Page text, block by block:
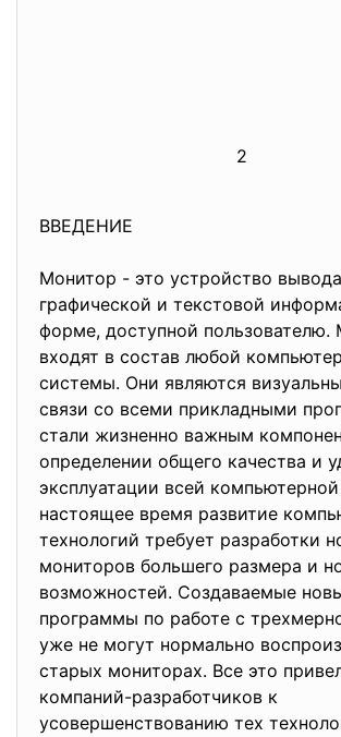
2
ВВЕДЕНИЕ
Монитор - это устройство вывода
графической и текстовой
форме, доступной пользователю.
входят в состав любой
системы. Они являются
связи со всеми прикладными
стали жизненно важным
определении общего качества и
эксплуатации всей
настоящее время развитие
технологий требует разработки
мониторов большего размера и
возможностей. Создаваемые
программы по работе с
уже не могут нормально
старых мониторах. Все это
компаний-разработчиков к
усовершенствованию тех